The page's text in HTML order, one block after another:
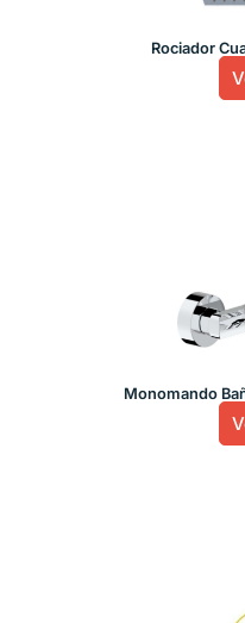
Rociador
Monomando